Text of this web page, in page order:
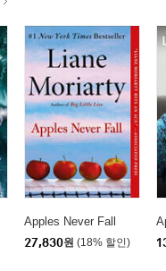
Apples Never Fall
27,830원 (18% 할인)